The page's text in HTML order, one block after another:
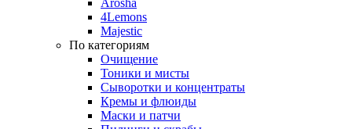
Arosha
4Lemons
Majestic
По категориям
Очищение
Тоники и мисты
Сыворотки и концентраты
Кремы и флюиды
Маски и патчи